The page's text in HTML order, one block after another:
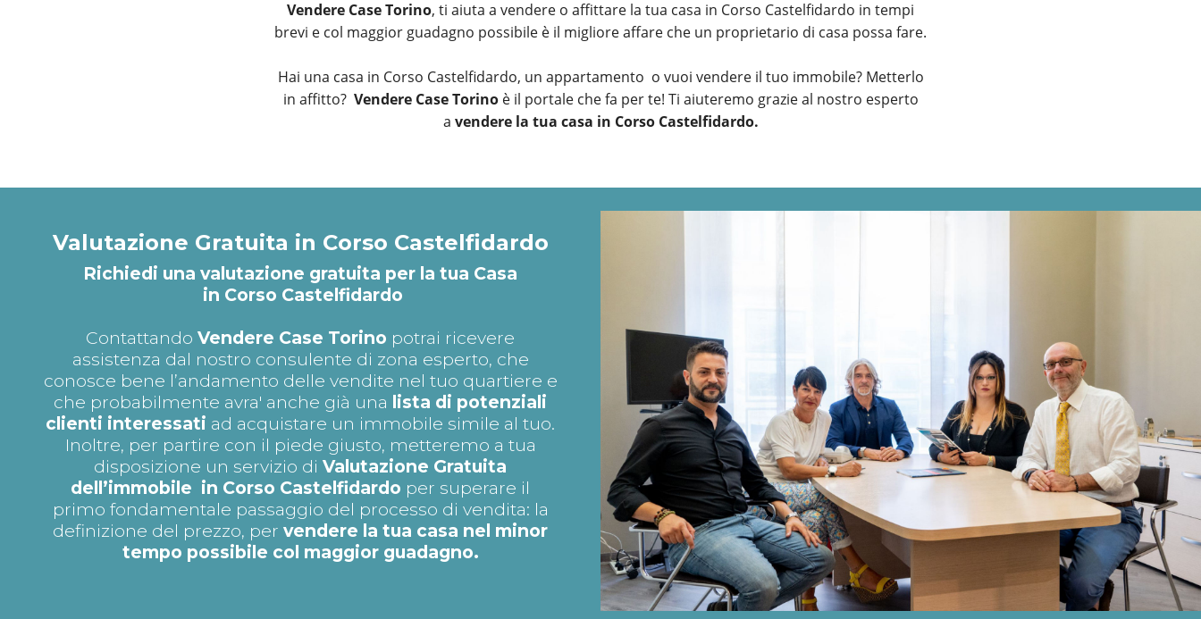
Vendere Case Torino, ti aiuta a vendere o affittare la tua casa in Corso Castelfidardo in tempi
brevi e col maggior guadagno possibile è il migliore affare che un proprietario di casa possa fare.
Hai una casa in Corso Castelfidardo, un appartamento o vuoi vendere il tuo immobile? Metterlo
in affitto? Vendere Case Torinoè il portale che fa per te! Ti aiuteremo grazie al nostro esperto
a vendere la tua casa in Corso Castelfidardo.
Valutazione Gratuita in Corso Castelfidardo
Richiedi una valutazione gratuita per la tua Casa
in Corso Castelfidardo
Contattando Vendere Case Torino potrai ricevere
assistenza dal nostro consulente di zona esperto, che
conosce bene l’andamento delle vendite nel tuo quartiere e
che probabilmente avra' anche già una lista di potenziali
clienti interessati ad acquistare un immobile simile al tuo.
Inoltre, per partire con il piede giusto, metteremo a tua
disposizione un servizio di Valutazione Gratuita
dell’immobile in Corso Castelfidardo per superare il
primo fondamentale passaggio del processo di vendita: la
definizione del prezzo, per vendere la tua casa nel minor
tempo possibile col maggior guadagno.